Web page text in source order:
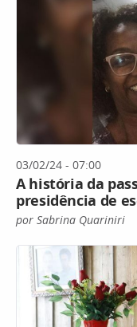
03/02/24 - 07:00
A história da
presidência de
por Sabrina Quariniri